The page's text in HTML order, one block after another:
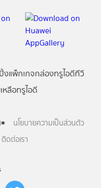
งแพ็กเกจกล่องทรูไอดีทีวี
หลือทรูไอดี
นโยบายความเป็นส่วนตัว
ติดต่อเรา